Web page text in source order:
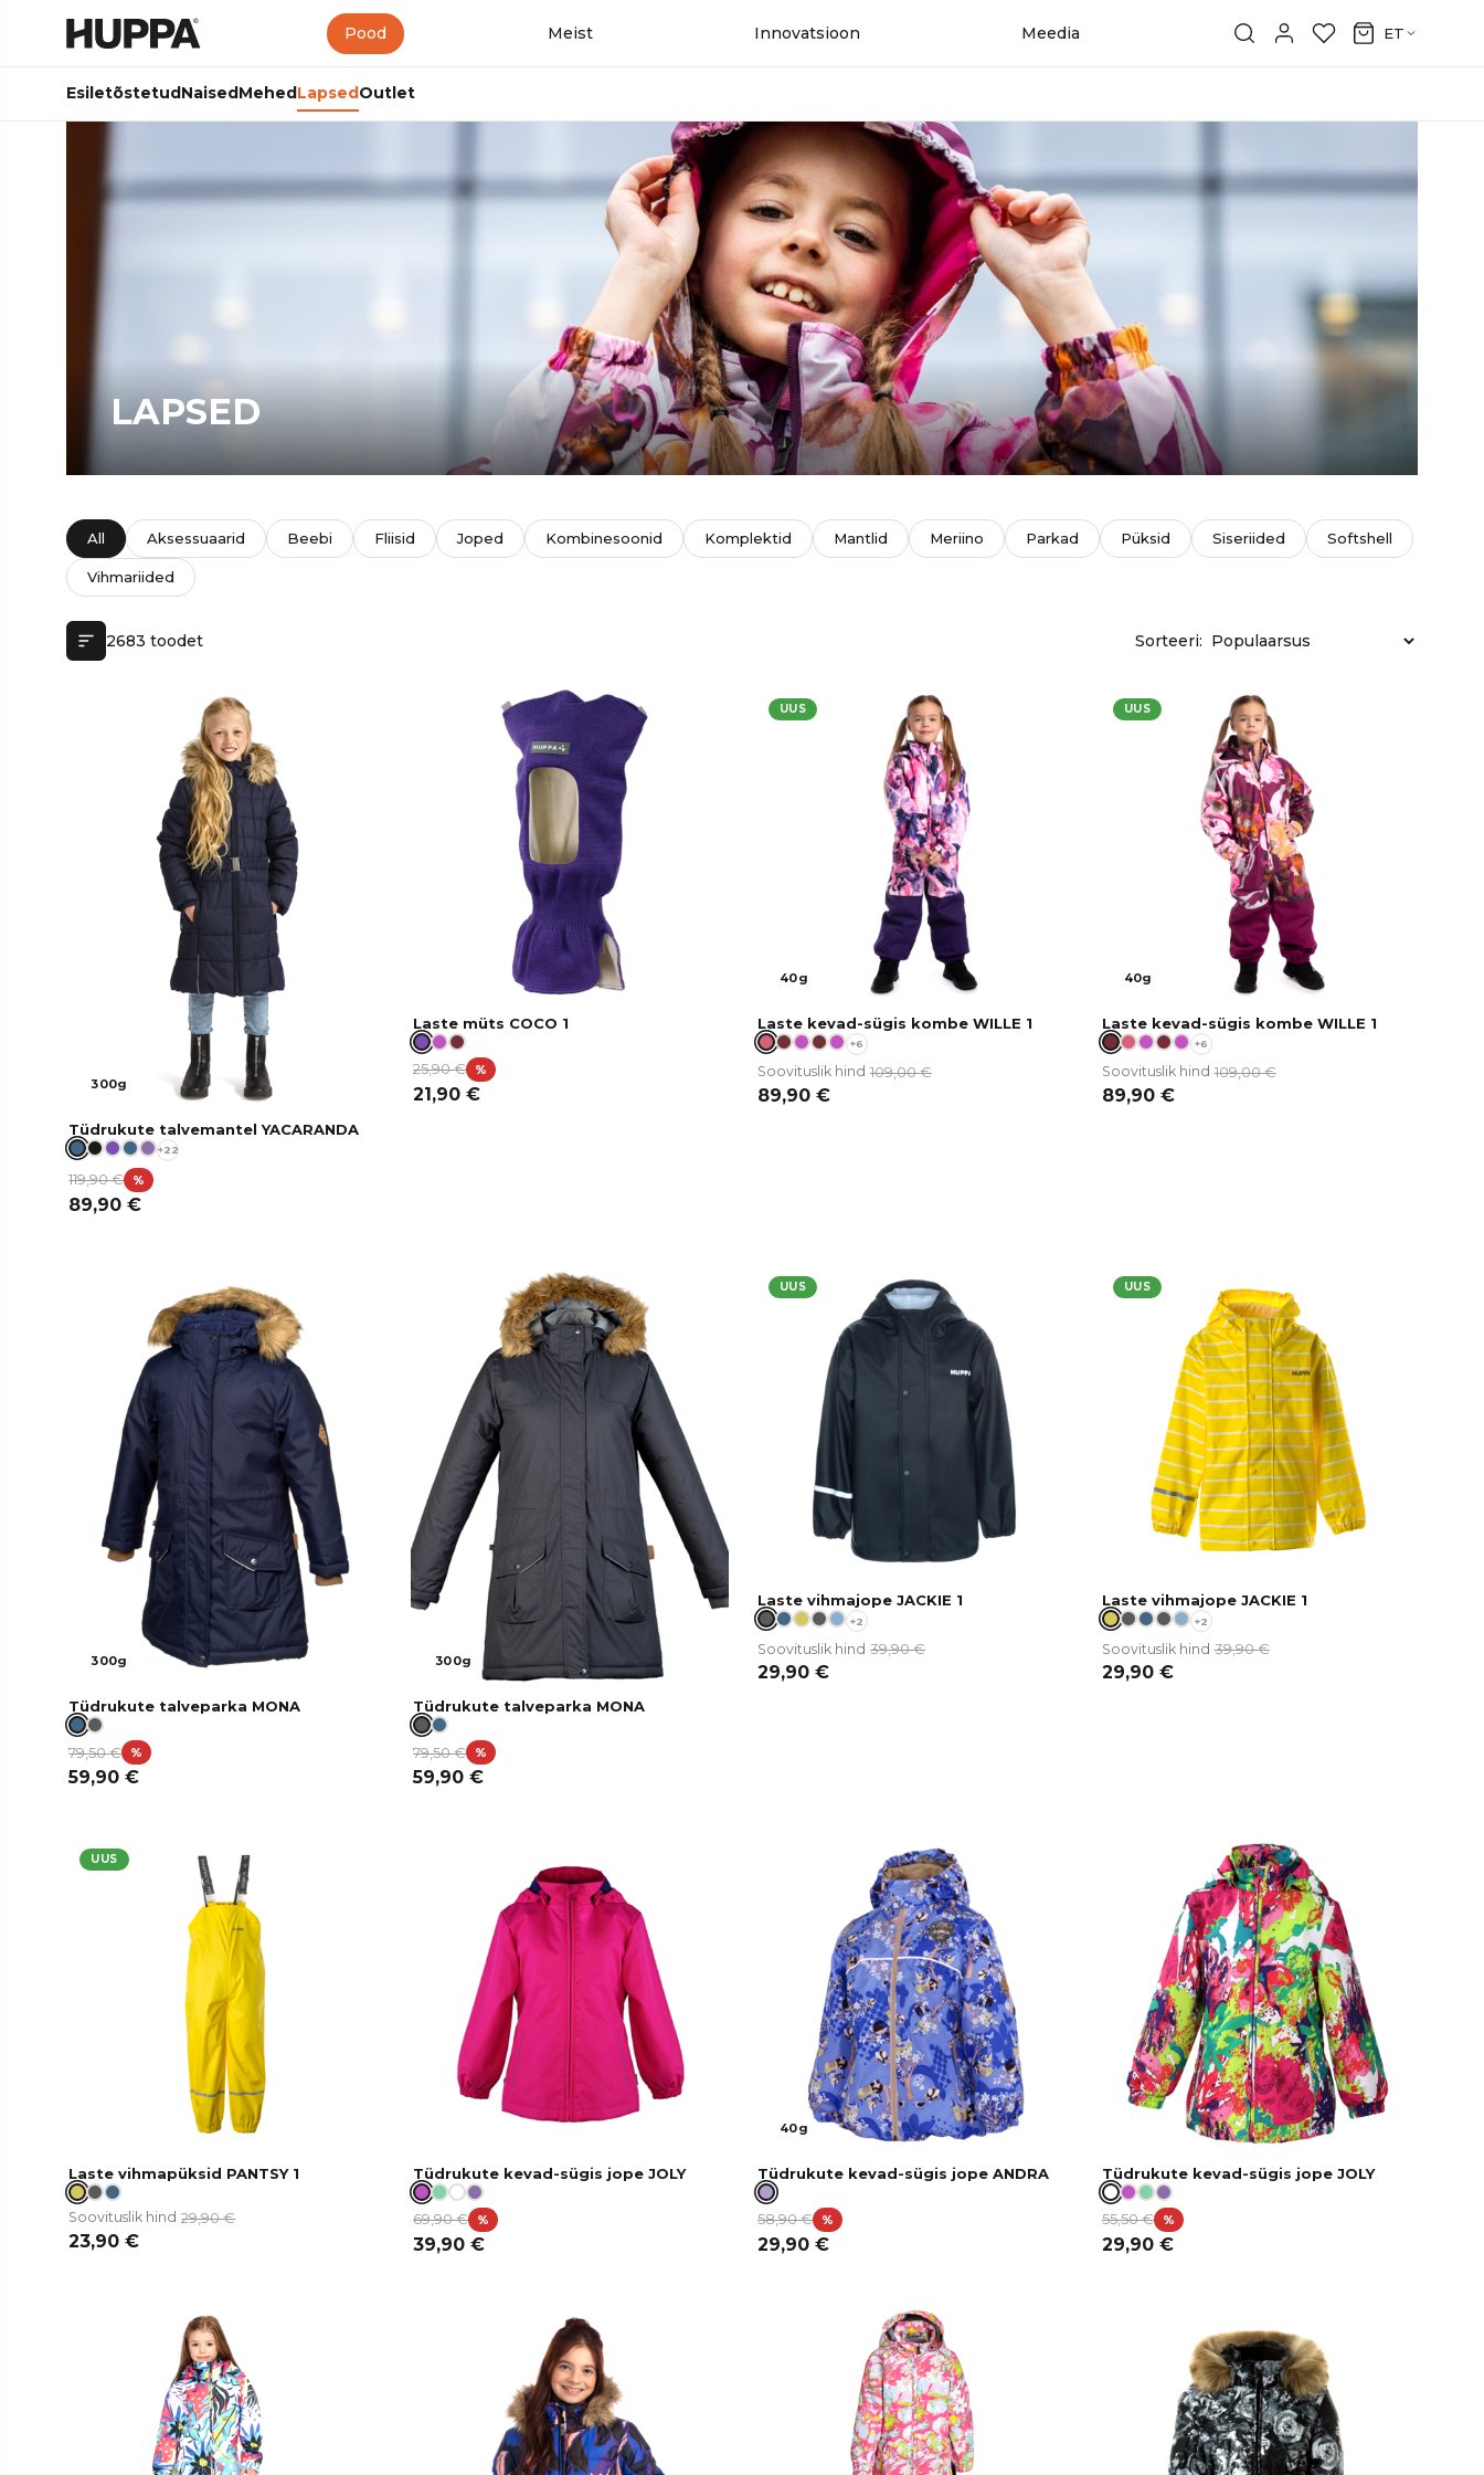
Pood Meist Innovatsioon Meedia ET
EsiletõstetudNaisedMehedLapsedOutlet
LAPSED
All Aksessuaarid Beebi Fliisid Joped Kombinesoonid Komplektid Mantlid Meriino Parkad Püksid Siseriided Softshell
Vihmariided
2683 toodet Sorteeri:
300g
Tüdrukute talvemantel YACARANDA
+22
119,90€ %
89,90€
Laste müts COCO 1
25,90€ %
21,90€
40g
UUS
Laste kevad-sügis kombe WILLE 1
+6
Soovituslik hind 109,00€
89,90 €
40g
UUS
Laste kevad-sügis kombe WILLE 1
+6
Soovituslik hind 109,00€
89,90 €
300g
Tüdrukute talveparka MONA
79,50€ %
59,90€
300g
Tüdrukute talveparka MONA
79,50€ %
59,90€
UUS
Laste vihmajope JACKIE 1
+2
Soovituslik hind 39,90€
29,90 €
UUS
Laste vihmajope JACKIE 1
+2
Soovituslik hind 39,90€
29,90 €
UUS
Laste vihmapüksid PANTSY 1
Soovituslik hind 29,90€
23,90€
Tüdrukute kevad-sügis jope JOLY
69,90€ %
39,90€
40g
Tüdrukute kevad-sügis jope ANDRA
58,90€ %
29,90 €
Tüdrukute kevad-sügis jope JOLY
55,50€ %
29,90 €